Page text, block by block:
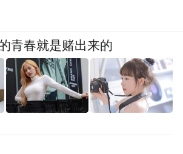
青春就是赌出来的